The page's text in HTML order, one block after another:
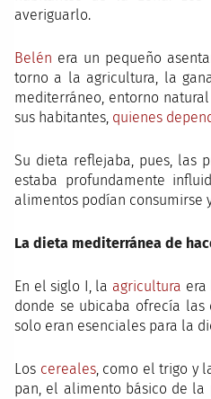
averiguarlo.
Belén era un pequeño
torno a la agricultura, la
mediterráneo, entorno
sus habitantes, quienes
Su dieta reflejaba, pues, las
estaba profundamente
alimentos podían consumirse
La dieta mediterránea de
En el siglo I, la agricultura
donde se ubicaba ofrecía las
solo eran esenciales para la
Los cereales, como el trigo y
pan, el alimento básico de la